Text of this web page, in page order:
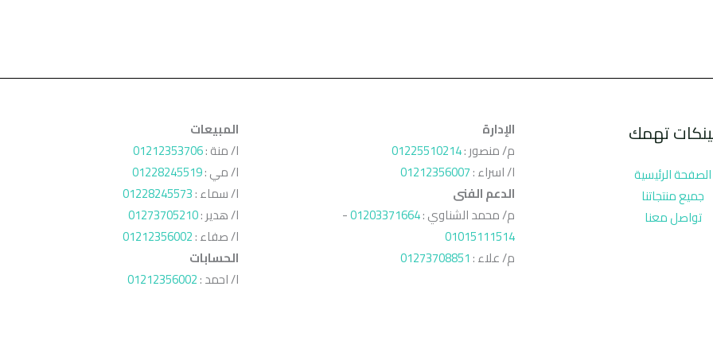
تهمك
الصفحة الرئيسية
جميع منتجاتنا
تواصل معنا
الإدارة
م/ منصور :01225510214
ا/ اسراء :01212356007
الدعم الفنى
م/ محمد الشناوي :01203371664
-
01015111514
م/ علاء :01273708851
المبيعات
ا/ منة :01212353706
ا/ مي :01228245519
ا/ سماء :01228245573
ا/ هدير :01273705210
ا/ صفاء :01212356002
الحسابات
ا/ احمد :01212356002